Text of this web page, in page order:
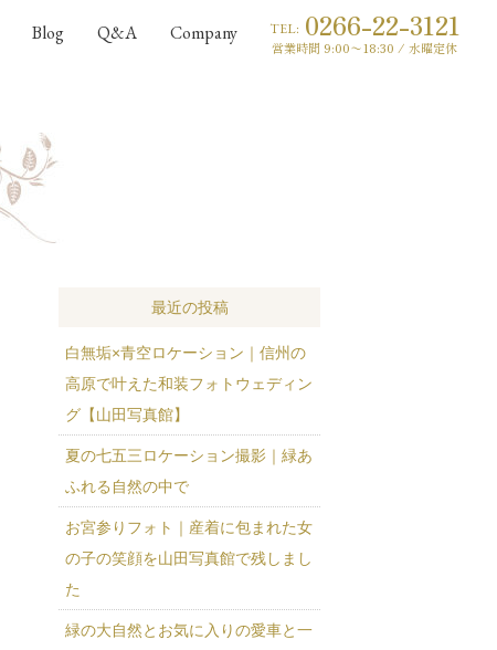
Blog Q&A Company TEL: 0266-22-3121
営業時間 9:00〜18:30 / 水曜定休
最近の投稿
白無垢×青空ロケーション｜信州の
高原で叶えた和装フォトウェディン
グ【山田写真館】
夏の七五三ロケーション撮影｜緑あ
ふれる自然の中で
お宮参りフォト｜産着に包まれた女
の子の笑顔を山田写真館で残しまし
た
緑の大自然とお気に入りの愛車と一